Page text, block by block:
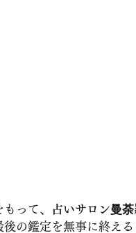
って、 占いサロン曼荼
後の鑑定を無事に終える